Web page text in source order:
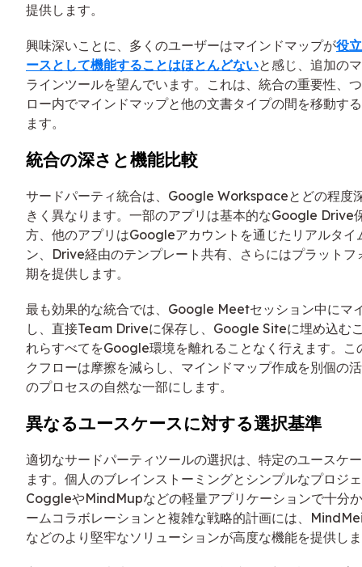
提供します。
興味深いことに、多くのユーザーはマインドマップが役
ースとして機能することはほとんどないと感じ、追加の
ラインツールを望んでいます。これは、統合の重要性、
ロー内でマインドマップと他の文書タイプの間を移動す
ます。
統合の深さと機能比較
サードパーティ統合は、Google Workspaceとどの程度
きく異なります。一部のアプリは基本的なGoogle Drive
方、他のアプリはGoogleアカウントを通じたリアルタイ
ン、Drive経由のテンプレート共有、さらにはプラットフ
期を提供します。
最も効果的な統合では、Google Meetセッション中にマ
し、直接Team Driveに保存し、Google Siteに埋め込む
れらすべてをGoogle環境を離れることなく行えます。こ
クフローは摩擦を減らし、マインドマップ作成を別個の
のプロセスの自然な一部にします。
異なるユースケースに対する選択基準
適切なサードパーティツールの選択は、特定のユースケ
ます。個人のブレインストーミングとシンプルなプロジ
CoggleやMindMupなどの軽量アプリケーションで十分
ームコラボレーションと複雑な戦略的計画には、
などのより堅牢なソリューションが高度な機能を提供し